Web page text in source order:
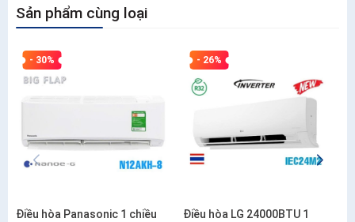
Sản phẩm cùng loại
- 30%
Điều hòa Panasonic 1 chiều
- 26%
Điều hòa LG 24000BTU 1